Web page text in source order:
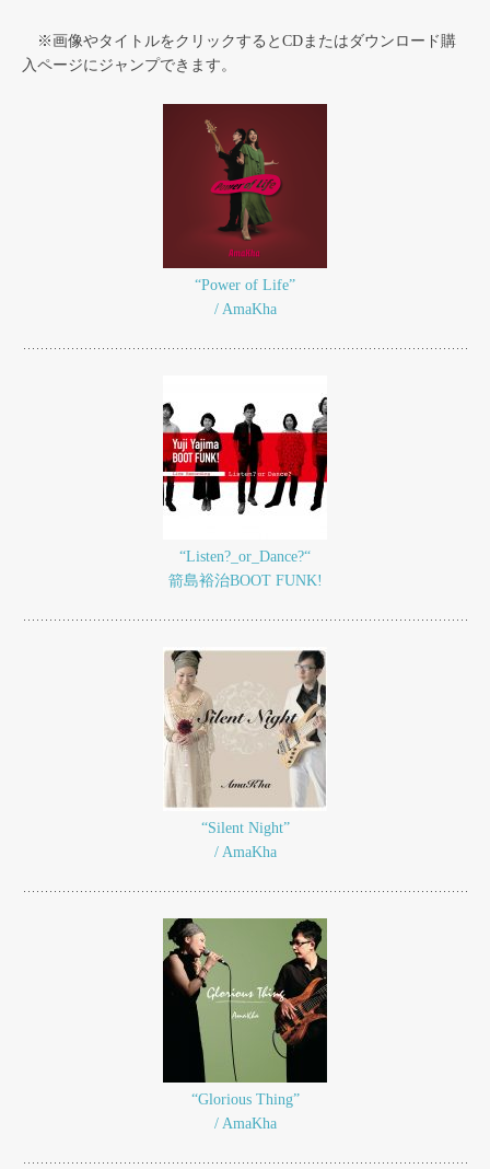
※画像やタイトルをクリックするとCDまたはダウンロード購
入ページにジャンプできます。
“Power of Life”
/ AmaKha
“Listen?_or_Dance?“
箭島裕治BOOT FUNK!
“Silent Night”
/ AmaKha
“Glorious Thing”
/ AmaKha